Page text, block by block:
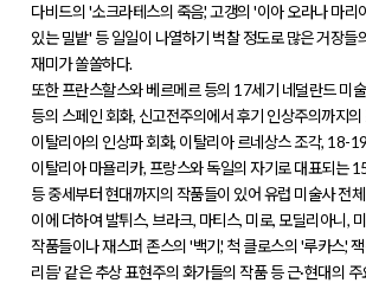
다비드의 '소크라테스의 죽음', 고갱의 '이아 오라나 마리
있는 밀밭' 등 일일이 나열하기 벅찰 정도로 많은 거장들
재미가 쏠쏠하다.
또한 프란스할스와 베르메르 등의 17세기 네덜란드 미
등의 스페인 회화, 신고전주의에서 후기 인상주의까지
이탈리아의 인상파 회화, 이탈리아 르네상스 조각, 18-
이탈리아 마욜리카, 프랑스와 독일의 자기로 대표되는
등 중세부터 현대까지의 작품들이 있어 유럽 미술사 전
이에 더하여 발튀스, 브라크, 마티스, 미로, 모딜리아니,
작품들이나 재스퍼 존스의 '백기', 척 클로스의 '루카스',
리듬' 같은 추상 표현주의 화가들의 작품 등 근·현대의